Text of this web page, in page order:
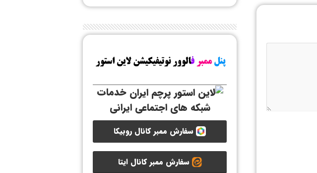
خدمات
شبکه های اجتماعی ایرانی
سفارش ممبر کانال روبیکا
سفارش ممبر کانال ایتا